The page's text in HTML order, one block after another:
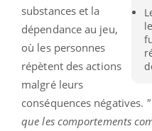
substances et la
dépendance au jeu,
où les personnes
répètent des actions
malgré leurs
conséquences négatives.
que les comportements